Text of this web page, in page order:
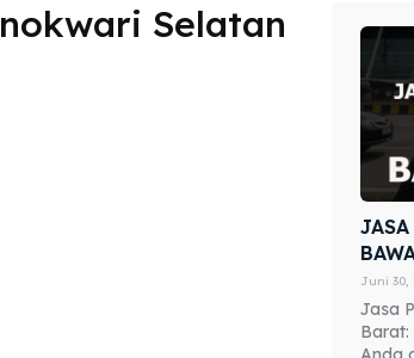
Explore our
Explore our
Selatan
Juni 30,
Jasa
Barat: